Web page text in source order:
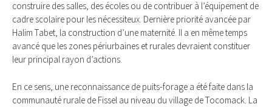
construire des salles, des écoles ou de contribuer à l’équipement de
cadre scolaire pour les nécessiteux. Dernière priorité avancée par
Halim Tabet, la construction d’une maternité. Il a en même temps
avancé que les zones périurbaines et rurales devraient constituer
leur principal rayon d’actions.
En ce sens, une reconnaissance de puits-forage a été faite dans la
communauté rurale de Fissel au niveau du village de Tocomack. La